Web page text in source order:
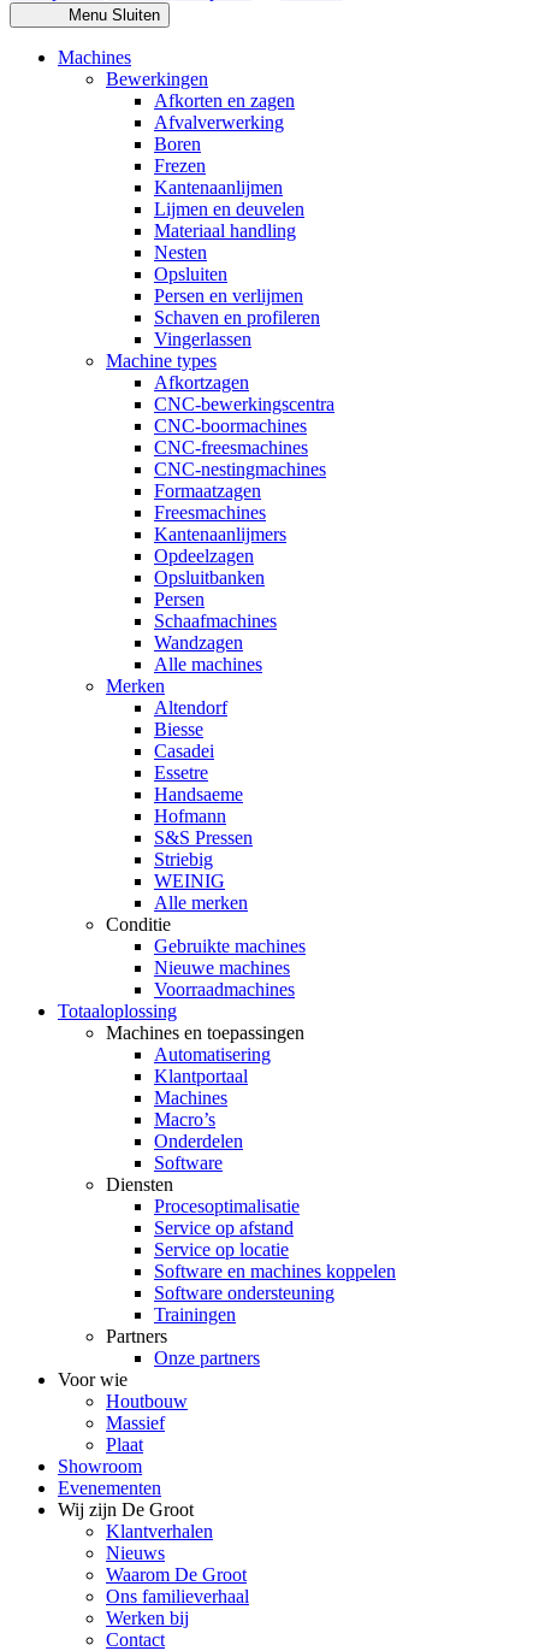
Menu Sluiten
Machines
Bewerkingen
Afkorten en zagen
Afvalverwerking
Boren
Frezen
Kantenaanlijmen
Lijmen en deuvelen
Materiaal handling
Nesten
Opsluiten
Persen en verlijmen
Schaven en profileren
Vingerlassen
Machine types
Afkortzagen
CNC-bewerkingscentra
CNC-boormachines
CNC-freesmachines
CNC-nestingmachines
Formaatzagen
Freesmachines
Kantenaanlijmers
Opdeelzagen
Opsluitbanken
Persen
Schaafmachines
Wandzagen
Alle machines
Merken
Altendorf
Biesse
Casadei
Essetre
Handsaeme
Hofmann
S&S Pressen
Striebig
WEINIG
Alle merken
Conditie
Gebruikte machines
Nieuwe machines
Voorraadmachines
Totaaloplossing
Machines en toepassingen
Automatisering
Klantportaal
Machines
Macro’s
Onderdelen
Software
Diensten
Procesoptimalisatie
Service op afstand
Service op locatie
Software en machines koppelen
Software ondersteuning
Trainingen
Partners
Onze partners
Voor wie
Houtbouw
Massief
Plaat
Showroom
Evenementen
Wij zijn De Groot
Klantverhalen
Nieuws
Waarom De Groot
Ons familieverhaal
Werken bij
Contact